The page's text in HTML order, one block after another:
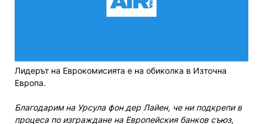
Лидерът на Еврокомисията е на обиколка в Източна
Европа.
Благодарим на Урсула фон дер Лайен, че ни подкрепи в
процеса по изграждане на Европейския банков съюз,